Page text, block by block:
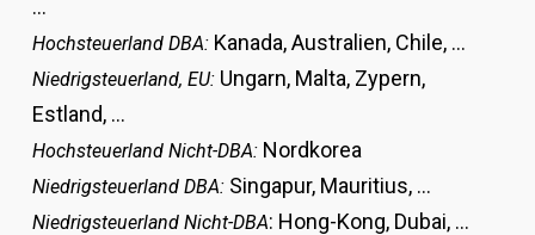
…
Hochsteuerland DBA:Kanada, Australien, Chile, …
Niedrigsteuerland, EU:Ungarn, Malta, Zypern,
Estland, …
Hochsteuerland Nicht-DBA:Nordkorea
Niedrigsteuerland DBA:Singapur, Mauritius, …
Niedrigsteuerland Nicht-DBA: Hong-Kong, Dubai, …